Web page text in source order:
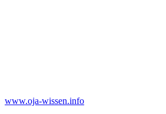
www.oja-wissen.info